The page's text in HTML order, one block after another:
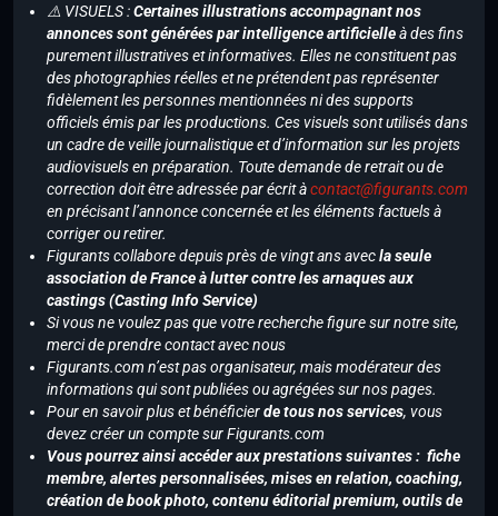
⚠️ VISUELS :Certaines illustrations accompagnant nos
annonces sont générées par intelligence artificielleà des fins
purement illustratives et informatives. Elles ne constituent pas
des photographies réelles et ne prétendent pas représenter
fidèlement les personnes mentionnées ni des supports
officiels émis par les productions. Ces visuels sont utilisés dans
un cadre de veille journalistique et d’information sur les projets
audiovisuels en préparation. Toute demande de retrait ou de
correction doit être adressée par écrit àcontact@figurants.com
en précisant l’annonce concernée et les éléments factuels à
corriger ou retirer.
Figurants collabore depuis près de vingt ans avecla seule
association de France à lutter contre les arnaques aux
castings (Casting Info Service)
Si vous ne voulez pas que votre recherche figure sur notre site,
merci de prendre contact avec nous
Figurants.com n’est pas organisateur, mais modérateur des
informations qui sont publiées ou agrégées sur nos pages.
Pour en savoir plus et bénéficierde tous nos services, vous
devez créer un compte sur Figurants.com
Vous pourrez ainsi accéder aux prestations suivantes : fiche
membre, alertes personnalisées, mises en relation, coaching,
création de book photo, contenu éditorial premium, outils de